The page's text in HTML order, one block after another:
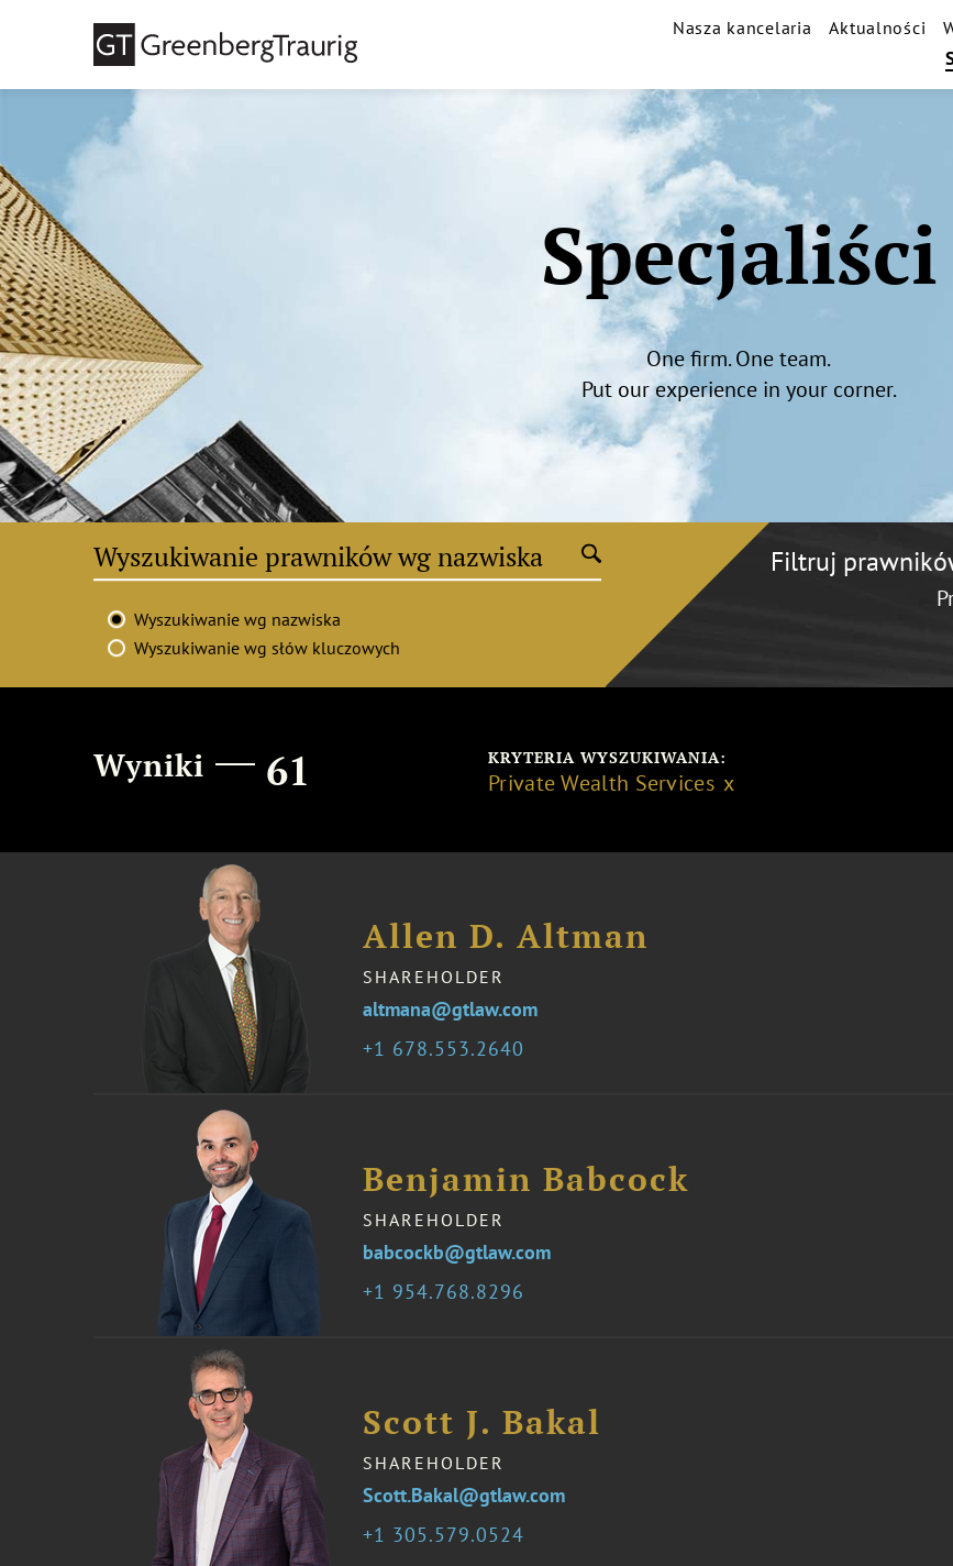
Nasza kancelaria Aktualności
Specjaliści
One firm. One team.
Put our experience in your corner.
Wyszukiwanie wg nazwiska
Wyszukiwanie wg słów kluczowych
Filtruj
Wyniki 61 KRYTERIA WYSZUKIWANIA:
Private Wealth Services
Allen D. Altman
SHAREHOLDER
1 678.553.2640
altmana@gtlaw.com
Benjamin Babcock
SHAREHOLDER
1 954.768.8296
babcockb@gtlaw.com
Scott J. Bakal
SHAREHOLDER
1 305.579.0524
Scott.Bakal@gtlaw.com